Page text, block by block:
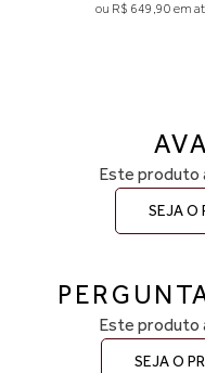
ou R$ 649,90 em
Este produto
SEJA O
Este produto
SEJA O